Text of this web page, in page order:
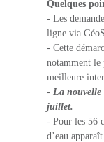
Quelques
- Les
ligne via
- Cette
notamment le
meilleure
- La nouvelle
juillet.
- Pour les 56
d’eau